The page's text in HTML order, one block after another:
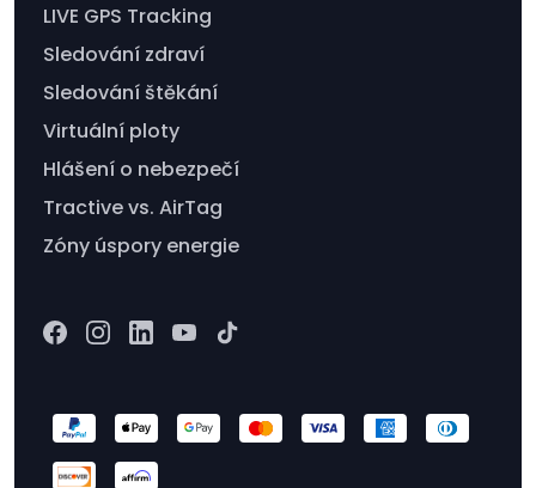
LIVE GPS Tracking
Sledování zdraví
Sledování štěkání
Virtuální ploty
Hlášení o nebezpečí
Tractive vs. AirTag
Zóny úspory energie